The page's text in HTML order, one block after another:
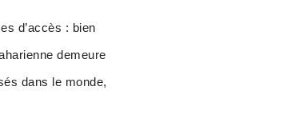
d’accès : bien
demeure
dans le monde,